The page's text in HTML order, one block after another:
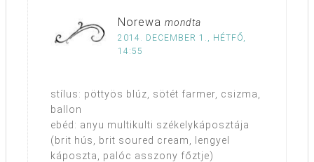
Norewa mondta
2014. DECEMBER 1., HÉTFŐ,
14:55
stílus: pöttyös blúz, sötét farmer, csizma,
ballon
ebéd: anyu multikulti székelykáposztája
(brit hús, brit soured cream, lengyel
káposzta, palóc asszony főztje)